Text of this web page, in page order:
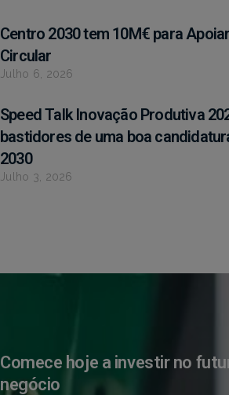
Centro 2030 tem 10M€ para
Circular
Julho 6, 2026
Speed Talk Inovação Produtiva
bastidores de uma boa
2030
Julho 3, 2026
Comece hoje a investir no
negócio